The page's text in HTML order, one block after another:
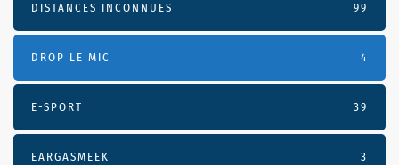
DISTANCES INCONNUES 99
DROP LE MIC 4
E-SPORT 39
EARGASMEEK 3